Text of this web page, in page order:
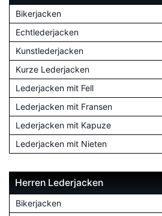
Bikerjacken
Echtlederjacken
Kunstlederjacken
Kurze Lederjacken
Lederjacken mit Fell
Lederjacken mit Fransen
Lederjacken mit Kapuze
Lederjacken mit Nieten
Herren Lederjacken
Bikerjacken